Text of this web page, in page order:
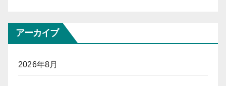
アーカイブ
2026年8月